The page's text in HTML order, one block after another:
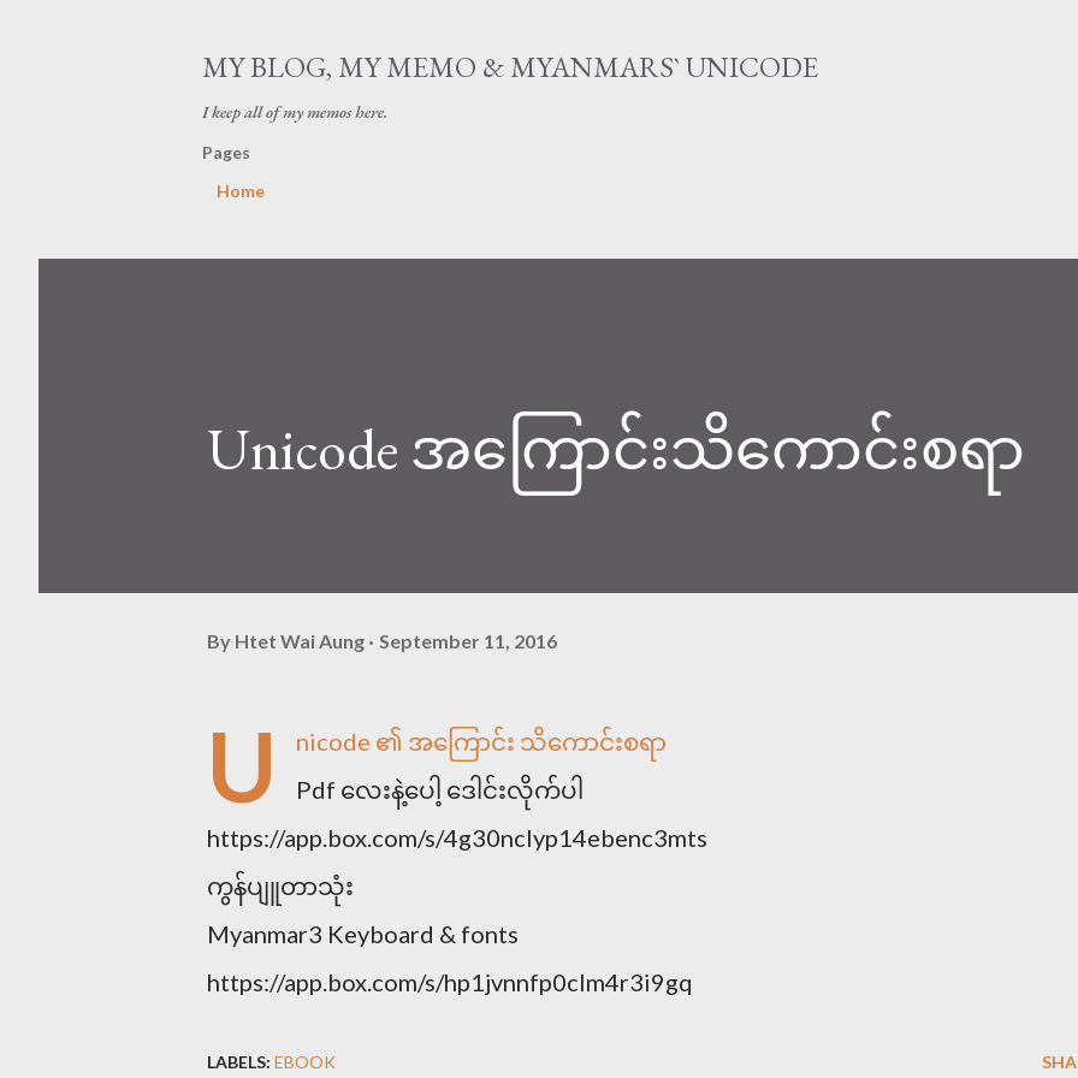
MY BLOG, MY MEMO & MYANMARS` UNICODE
I keep all of my memos here.
Pages
Home
Unicode အကြောင်းသိကောင်းစရာ
By Htet Wai Aung September 11, 2016
U
nicode ၏ အကြောင်း သိကောင်းစရာ
Pdf လေးနဲ့ပေါ့ ဒေါင်းလိုက်ပါ
https://app.box.com/s/4g30nclyp14ebenc3mts
ကွန်ပျူတာသုံး
Myanmar3 Keyboard & fonts
https://app.box.com/s/hp1jvnnfp0clm4r3i9gq
LABELS: EBOOK